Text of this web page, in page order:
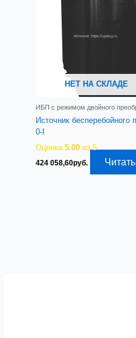
НЕТ НА СКЛАДЕ
ИБП с режимом двойного
Источник бесперебойного
0-I
Оценка5.00 из 5
424 058,60руб.